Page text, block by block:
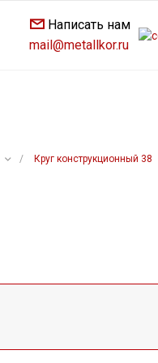
Написать нам
mail@metallkor.ru
/ Круг конструкционный 38